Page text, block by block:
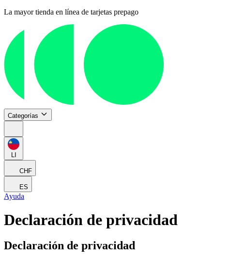
La mayor tienda en línea de tarjetas prepago
Categorías
LI
CHF
ES
Ayuda
Declaración de privacidad
Declaración de privacidad